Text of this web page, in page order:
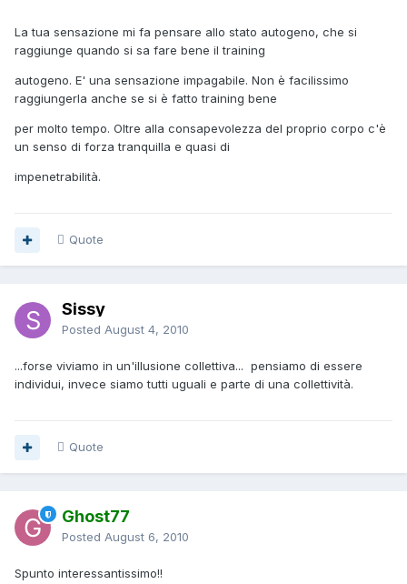
La tua sensazione mi fa pensare allo stato autogeno, che si
raggiunge quando si sa fare bene il training
autogeno. E' una sensazione impagabile. Non è facilissimo
raggiungerla anche se si è fatto training bene
per molto tempo. Oltre alla consapevolezza del proprio corpo c'è
un senso di forza tranquilla e quasi di
impenetrabilità.
Quote
Sissy
Posted August 4, 2010
...forse viviamo in un'illusione collettiva... pensiamo di essere
individui, invece siamo tutti uguali e parte di una collettività.
Quote
Ghost77
Posted August 6, 2010
Spunto interessantissimo!!